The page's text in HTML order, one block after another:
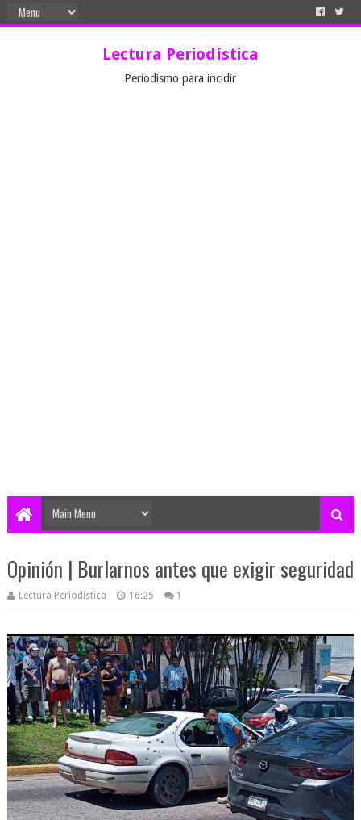
Lectura Periodística
Periodismo para incidir
Opinión | Burlarnos antes que exigir seguridad
Lectura Periodística 16:25 1